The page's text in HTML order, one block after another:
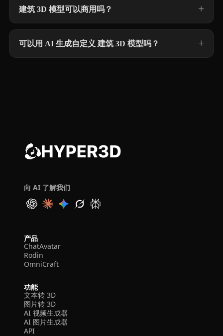
建筑 3D 模型可以商用吗？
可以用 AI 生成自定义 建筑 3D 模型吗？
向 AI 了解我们
产品
ChatAvatar
Rodin
OmniCraft
功能
文本转 3D
图片转 3D
AI 视频生成器
AI 图片生成器
API